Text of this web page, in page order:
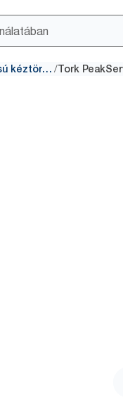
Folyamatos adagolású kéztörlőpapír-adagolók /